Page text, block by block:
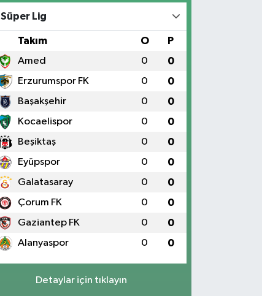
Süper Lig
Takım O P
Amed 0 0
Erzurumspor FK 0 0
Başakşehir 0 0
Kocaelispor 0 0
Beşiktaş 0 0
Eyüpspor 0 0
Galatasaray 0 0
Çorum FK 0 0
Gaziantep FK 0 0
Alanyaspor 0 0
Detaylar için tıklayın